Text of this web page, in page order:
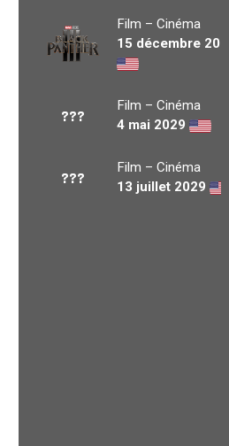
Film – Cinéma
15 décembre 2028
???
Film – Cinéma
4 mai 2029
???
Film – Cinéma
13 juillet 2029